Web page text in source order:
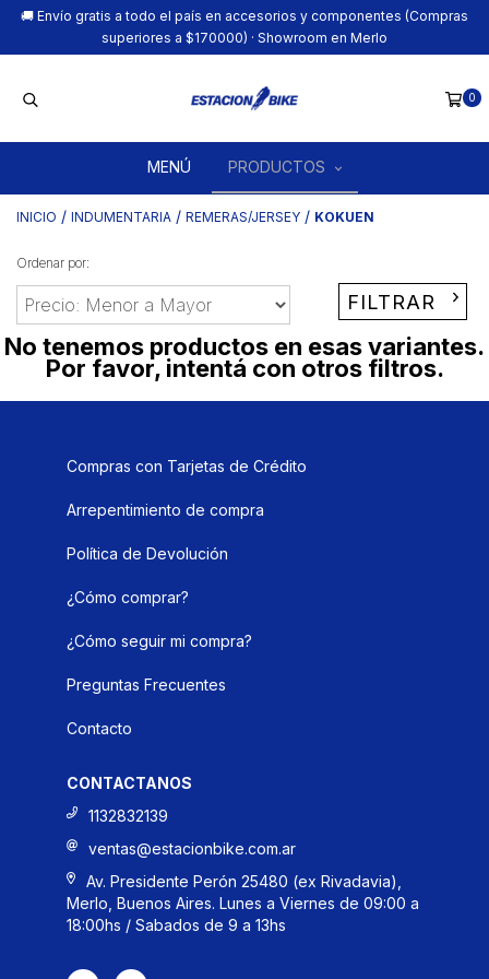
🚚 Envío gratis a todo el país en accesorios y componentes (Compras
superiores a $170000) · Showroom en Merlo
0
MENÚ PRODUCTOS
INICIO / INDUMENTARIA / REMERAS/JERSEY / KOKUEN
Ordenar por:
FILTRAR
No tenemos productos en esas variantes.
Por favor, intentá con otros filtros.
Compras con Tarjetas de Crédito
Arrepentimiento de compra
Política de Devolución
¿Cómo comprar?
¿Cómo seguir mi compra?
Preguntas Frecuentes
Contacto
CONTACTANOS
1132832139
ventas@estacionbike.com.ar
Av. Presidente Perón 25480 (ex Rivadavia),
Merlo, Buenos Aires. Lunes a Viernes de 09:00 a
18:00hs / Sabados de 9 a 13hs